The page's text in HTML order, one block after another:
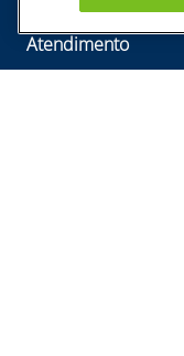
Atendimento